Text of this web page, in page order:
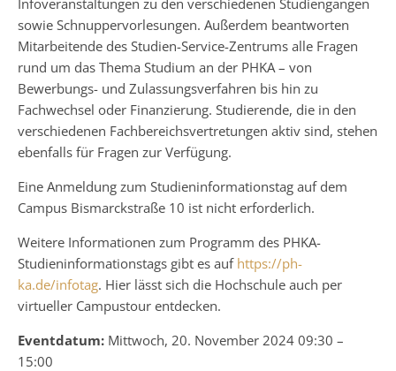
sowie Schnuppervorlesungen. Außerdem beantworten
Mitarbeitende des Studien-Service-Zentrums alle Fragen
rund um das Thema Studium an der PHKA – von
Bewerbungs- und Zulassungsverfahren bis hin zu
Fachwechsel oder Finanzierung. Studierende, die in den
verschiedenen Fachbereichsvertretungen aktiv sind, stehen
ebenfalls für Fragen zur Verfügung.
Eine Anmeldung zum Studieninformationstag auf dem
Campus Bismarckstraße 10 ist nicht erforderlich.
Weitere Informationen zum Programm des PHKA-
Studieninformationstags gibt es auf https://ph-
ka.de/infotag. Hier lässt sich die Hochschule auch per
virtueller Campustour entdecken.
Eventdatum: Mittwoch, 20. November 2024 09:30 –
15:00